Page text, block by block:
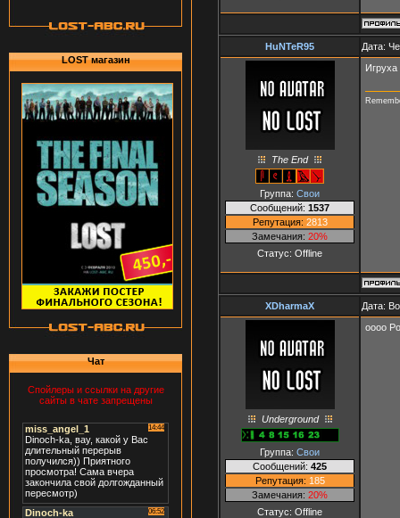
LOST магазин
Чат
Спойлеры и ссылки на другие
сайты в чате запрещены
HuNTeR95 Дата:
The End
Группа: Свои
Сообщений: 1537
Репутация: 2813
Замечания: 20%
Статус: Offline
XDharmaX Дата:
Underground
Группа: Свои
Сообщений: 425
Репутация: 185
Замечания: 20%
Статус: Offline
оооо